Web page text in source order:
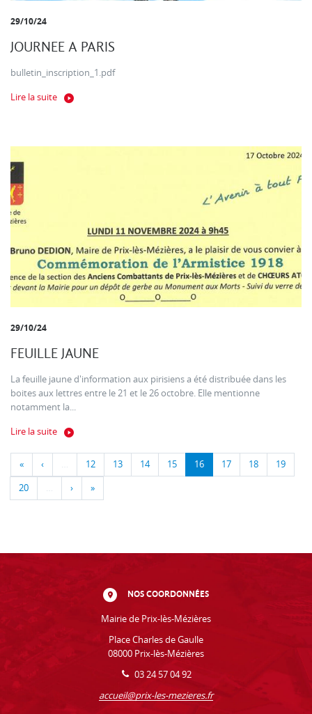
29/10/24
JOURNEE A PARIS
bulletin_inscription_1.pdf
Lire la suite
29/10/24
FEUILLE JAUNE
La feuille jaune d'information aux pirisiens a été distribuée dans les
boites aux lettres entre le 21 et le 26 octobre. Elle mentionne
notamment la...
Lire la suite
« ‹ … 12 13 14 15 16 17 18 19
20 … › »
NOS COORDONNÉES
Mairie de Prix-lès-Mézières
Place Charles de Gaulle
08000 Prix-lès-Mézières
03 24 57 04 92
accueil@prix-les-mezieres.fr